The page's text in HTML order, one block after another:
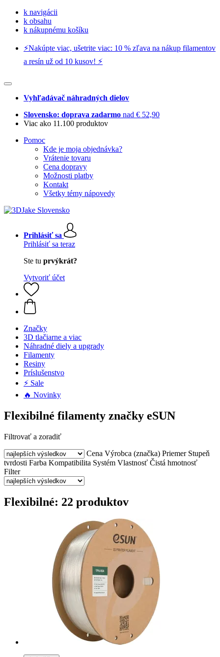
k navigácii
k obsahu
k nákupnému košíku
⚡️Nakúpte viac, ušetrite viac: 10 % zľava na nákup filamentov
a resín už od 10 kusov! ⚡️
Vyhľadávač náhradných dielov
Slovensko: doprava zadarmo nad € 52,90
Viac ako 11.100 produktov
Pomoc
Kde je moja objednávka?
Vrátenie tovaru
Cena dopravy
Možnosti platby
Kontakt
Všetky témy nápovedy
Prihlásiť sa
Prihlásiť sa teraz
Ste tu prvýkrát?
Vytvoriť účet
Značky
3D tlačiarne a viac
Náhradné diely a upgrady
Filamenty
Resiny
Príslušenstvo
⚡ Sale
🔥 Novinky
Flexibilné filamenty značky eSUN
Filtrovať a zoradiť
Cena Výrobca (značka) Priemer Stupeň
tvrdosti Farba Kompatibilita Systém Vlastnosť Čistá hmotnosť
Filter
Flexibilné: 22 produktov